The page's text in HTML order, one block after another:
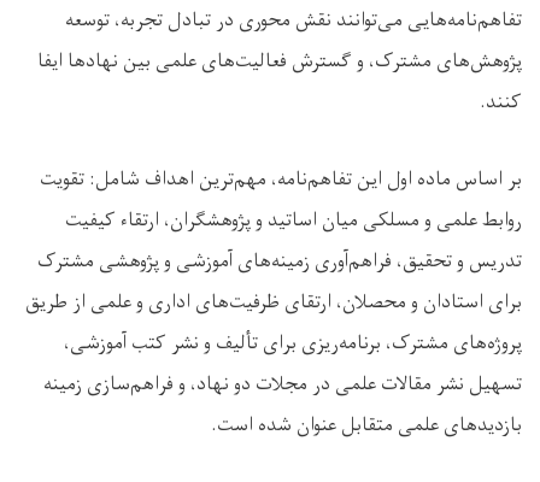
تفاهم‌نامه‌هایی می‌توانند نقش محوری در تبادل تجربه، توسعه
پژوهش‌های مشترک، و گسترش فعالیت‌های علمی بین نهادها ایفا
کنند.
بر اساس ماده اول این تفاهم‌نامه، مهم‌ترین اهداف شامل: تقویت
روابط علمی و مسلکی میان اساتید و پژوهشگران، ارتقاء کیفیت
تدریس و تحقیق، فراهم‌آوری زمینه‌های آموزشی و پژوهشی مشترک
برای استادان و محصلان، ارتقای ظرفیت‌های اداری و علمی از طریق
پروژه‌های مشترک، برنامه‌ریزی برای تألیف و نشر کتب آموزشی،
تسهیل نشر مقالات علمی در مجلات دو نهاد، و فراهم‌سازی زمینه
بازدیدهای علمی متقابل عنوان شده است.